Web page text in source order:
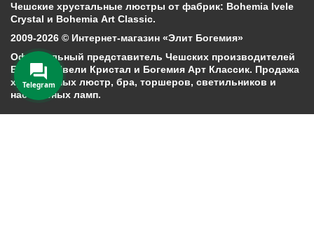
Чешские хрустальные люстры от фабрик: Bohemia Ivele
Crystal и Bohemia Art Classic.
2009-2026 © Интернет-магазин «Элит Богемия»
Официальный представитель Чешских производителей
Богемия Ивели Кристал и Богемия Арт Классик. Продажа
хрустальных люстр, бра, торшеров, светильников и
настольных ламп.
Telegram